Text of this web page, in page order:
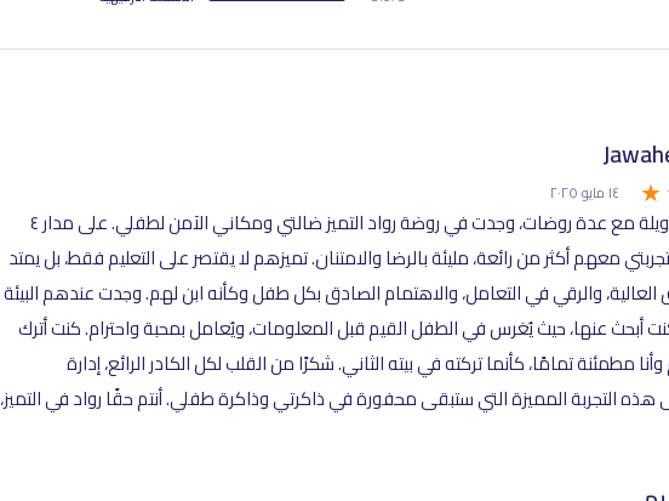
١٤ مايو ٢٠٢٥
بعد معاناة طويلة مع عدة روضات، وجدت في روضة رواد التميز ضالتي ومكاني الآمن لطفلي. على مدار ٤
معهم أكثر من رائعة، مليئة بالرضا والامتنان. تميزهم لا يقتصر على التعليم فقط، بل يمتد
العالية، والرقي في التعامل، والاهتمام الصادق بكل طفل وكأنه ابن لهم. وجدت عندهم البيئة
كنت أبحث عنها، حيث يُغرس في الطفل القيم قبل المعلومات، ويُعامل بمحبة واحترام. كنت أترك
مطمئنة تمامًا، كأنما تركته في بيته الثاني. شكرًا من القلب لكل الكادر الرائع، إدارة
التجربة المميزة التي ستبقى محفورة في ذاكرتي وذاكرة طفلي. أنتم حقًا رواد في التميز،